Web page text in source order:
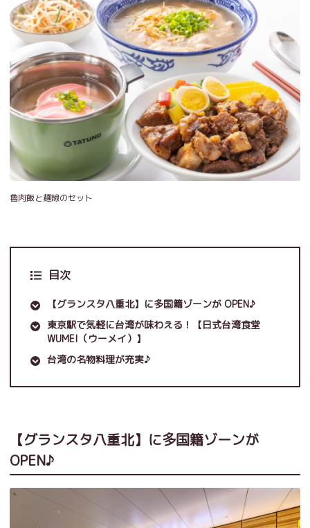
魯肉飯と麺線のセット
目次
【グランスタ八重北】に多国籍ゾーンが OPEN♪
東京駅で気軽に台湾が味わえる！【日式台湾食堂
WUMEI（ウーメイ）】
台湾の名物料理が充実♪
【グランスタ八重北】に多国籍ゾーンが
OPEN♪